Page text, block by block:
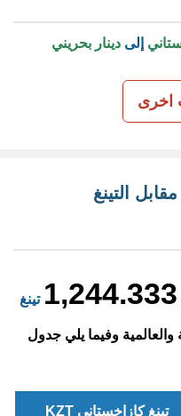
إلىدينار بحريني
اخرى
التينغ
1,244.333 تينغ
وفيما يلي جدول
تينغ كازاخستاني KZT